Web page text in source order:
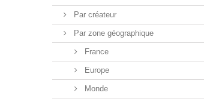
Par créateur
Par zone géographique
France
Europe
Monde